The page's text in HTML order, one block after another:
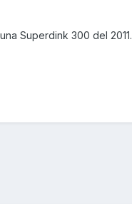
Superdink 300 del 2011.